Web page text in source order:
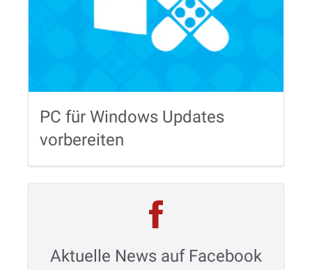
PC für Windows Updates
vorbereiten
Aktuelle News auf Facebook